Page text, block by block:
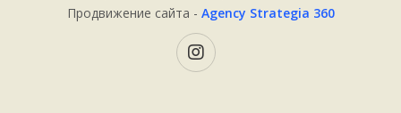
Продвижение сайта - Agency Strategia 360